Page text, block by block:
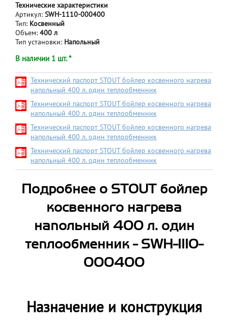
Технические характеристики
Артикул: SWH-1110-000400
Тип: Косвенный
Объем: 400 л
Тип установки: Напольный
В наличии 1 шт. *
Технический паспорт STOUT бойлер косвенного нагрева
напольный 400 л. один теплообменник
Технический паспорт STOUT бойлер косвенного нагрева
напольный 400 л. один теплообменник
Технический паспорт STOUT бойлер косвенного нагрева
напольный 400 л. один теплообменник
Технический паспорт STOUT бойлер косвенного нагрева
напольный 400 л. один теплообменник
Подробнее о STOUT бойлер
косвенного нагрева
напольный 400 л. один
теплообменник - SWH-1110-
000400
Назначение и конструкция